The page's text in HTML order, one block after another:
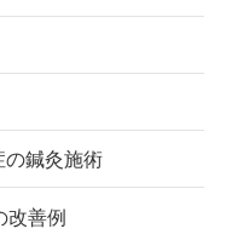
の鍼灸施術
改善例